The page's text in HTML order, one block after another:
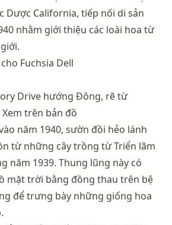
Dược California, tiếp nối di sản
nhằm giới thiệu các loài hoa từ
Drive hướng Đông, rẽ từ
Xem trên bản đồ
năm 1940, sườn đồi hẻo lánh
từ những cây trồng từ Triển lãm
năm 1939. Thung lũng này có
mặt trời bằng đồng thau trên bệ
để trưng bày những giống hoa